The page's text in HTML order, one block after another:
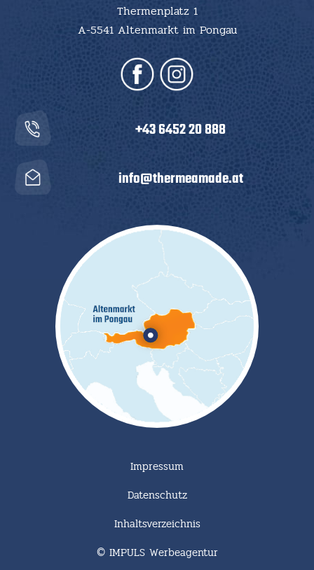
Thermenplatz 1
A-5541 Altenmarkt im Pongau
+43 6452 20 888
info@thermeamade.at
Impressum
Datenschutz
Inhaltsverzeichnis
© IMPULS Werbeagentur